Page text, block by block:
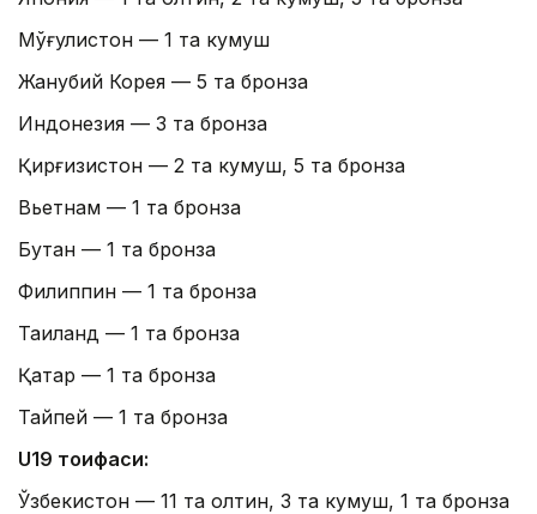
Мўғулистон — 1 та кумуш
Жанубий Корея — 5 та бронза
Индонезия — 3 та бронза
Қирғизистон — 2 та кумуш, 5 та бронза
Вьетнам — 1 та бронза
Бутан — 1 та бронза
Филиппин — 1 та бронза
Таиланд — 1 та бронза
Қатар — 1 та бронза
Тайпей — 1 та бронза
U19 тоифаси:
Ўзбекистон — 11 та олтин, 3 та кумуш, 1 та бронза